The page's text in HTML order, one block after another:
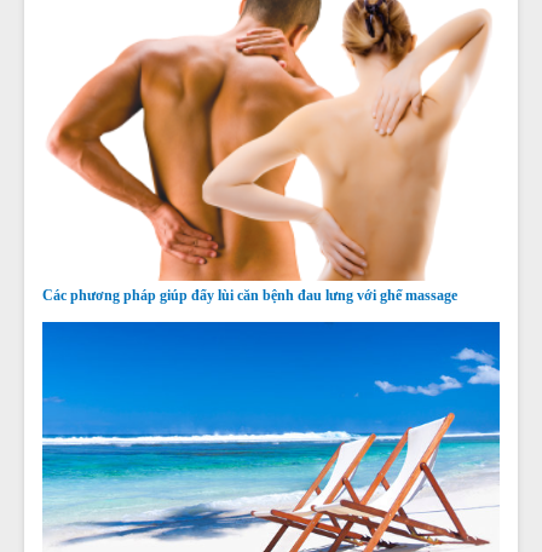
Các phương pháp giúp đẩy lùi căn bệnh đau lưng với ghế massage